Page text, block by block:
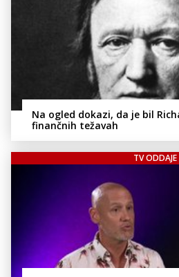
Na ogled dokazi, da je bil
finančnih težavah
TV ODDAJE